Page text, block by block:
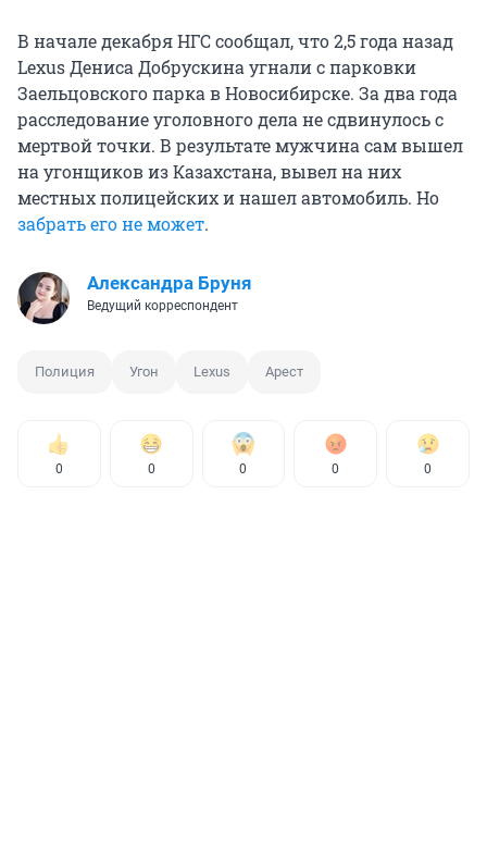
В начале декабря НГС сообщал, что 2,5 года назад
Lexus Дениса Добрускина угнали с парковки
Заельцовского парка в Новосибирске. За два года
расследование уголовного дела не сдвинулось с
мертвой точки. В результате мужчина сам вышел
на угонщиков из Казахстана, вывел на них
местных полицейских и нашел автомобиль. Но
забрать его не может.
Александра Бруня
Ведущий корреспондент
Полиция Угон Lexus Арест
0 0 0 0 0